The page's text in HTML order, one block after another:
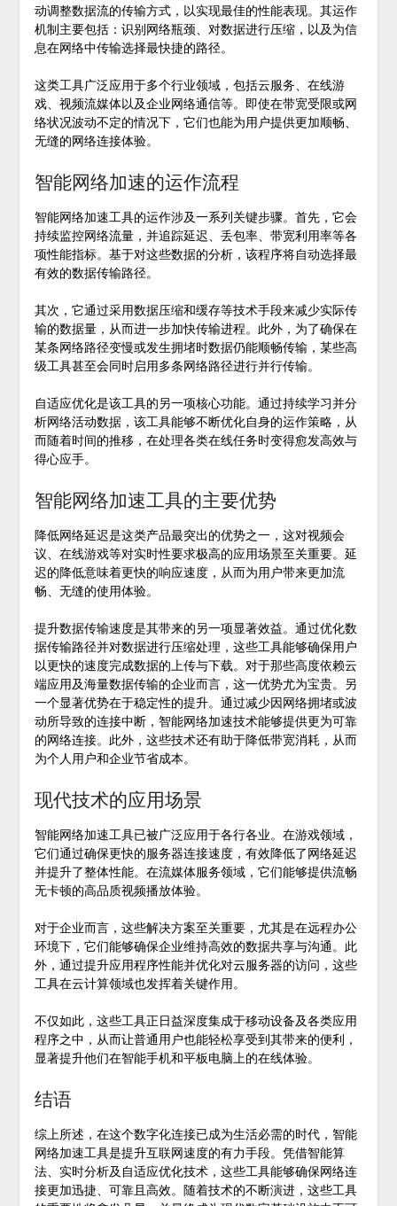
动调整数据流的传输方式，以实现最佳的性能表现。其运作
机制主要包括：识别网络瓶颈、对数据进行压缩，以及为信
息在网络中传输选择最快捷的路径。
这类工具广泛应用于多个行业领域，包括云服务、在线游
戏、视频流媒体以及企业网络通信等。即使在带宽受限或网
络状况波动不定的情况下，它们也能为用户提供更加顺畅、
无缝的网络连接体验。
智能网络加速的运作流程
智能网络加速工具的运作涉及一系列关键步骤。首先，它会
持续监控网络流量，并追踪延迟、丢包率、带宽利用率等各
项性能指标。基于对这些数据的分析，该程序将自动选择最
有效的数据传输路径。
其次，它通过采用数据压缩和缓存等技术手段来减少实际传
输的数据量，从而进一步加快传输进程。此外，为了确保在
某条网络路径变慢或发生拥堵时数据仍能顺畅传输，某些高
级工具甚至会同时启用多条网络路径进行并行传输。
自适应优化是该工具的另一项核心功能。通过持续学习并分
析网络活动数据，该工具能够不断优化自身的运作策略，从
而随着时间的推移，在处理各类在线任务时变得愈发高效与
得心应手。
智能网络加速工具的主要优势
降低网络延迟是这类产品最突出的优势之一，这对视频会
议、在线游戏等对实时性要求极高的应用场景至关重要。延
迟的降低意味着更快的响应速度，从而为用户带来更加流
畅、无缝的使用体验。
提升数据传输速度是其带来的另一项显著效益。通过优化数
据传输路径并对数据进行压缩处理，这些工具能够确保用户
以更快的速度完成数据的上传与下载。对于那些高度依赖云
端应用及海量数据传输的企业而言，这一优势尤为宝贵。另
一个显著优势在于稳定性的提升。通过减少因网络拥堵或波
动所导致的连接中断，智能网络加速技术能够提供更为可靠
的网络连接。此外，这些技术还有助于降低带宽消耗，从而
为个人用户和企业节省成本。
现代技术的应用场景
智能网络加速工具已被广泛应用于各行各业。在游戏领域，
它们通过确保更快的服务器连接速度，有效降低了网络延迟
并提升了整体性能。在流媒体服务领域，它们能够提供流畅
无卡顿的高品质视频播放体验。
对于企业而言，这些解决方案至关重要，尤其是在远程办公
环境下，它们能够确保企业维持高效的数据共享与沟通。此
外，通过提升应用程序性能并优化对云服务器的访问，这些
工具在云计算领域也发挥着关键作用。
不仅如此，这些工具正日益深度集成于移动设备及各类应用
程序之中，从而让普通用户也能轻松享受到其带来的便利，
显著提升他们在智能手机和平板电脑上的在线体验。
结语
综上所述，在这个数字化连接已成为生活必需的时代，智能
网络加速工具是提升互联网速度的有力手段。凭借智能算
法、实时分析及自适应优化技术，这些工具能够确保网络连
接更加迅捷、可靠且高效。随着技术的不断演进，这些工具